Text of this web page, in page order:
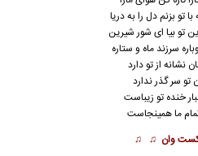
تو بزنم دل را به دریا
تو بیا ای شور شیرین
سرزند ماه و ستاره
نشانه از تو دارد
تو سر گذر ندارد
خنده تو زیباست
تمام ما همینجاست
وان ♫ ♫